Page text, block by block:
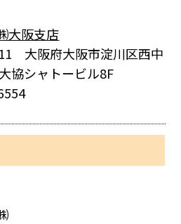
大阪支店
大阪府大阪市淀川区西中
協シャトービル8F